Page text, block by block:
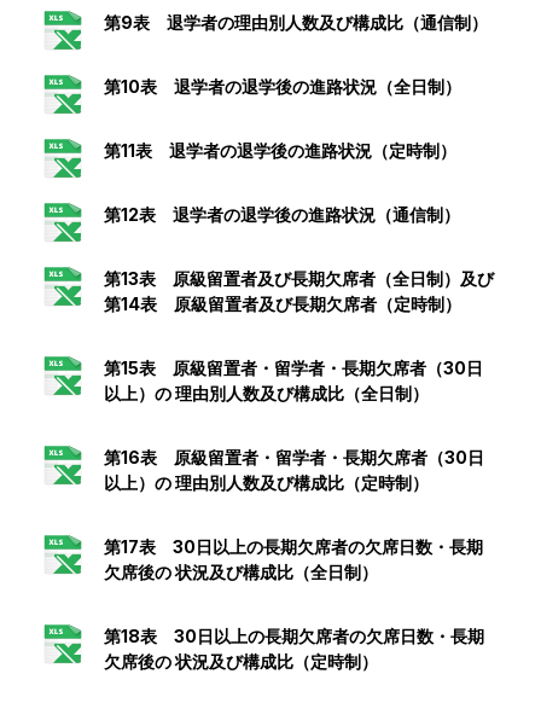
第9表 退学者の理由別人数及び構成比（通信制）
第10表 退学者の退学後の進路状況（全日制）
第11表 退学者の退学後の進路状況（定時制）
第12表 退学者の退学後の進路状況（通信制）
第13表 原級留置者及び長期欠席者（全日制）及び
第14表 原級留置者及び長期欠席者（定時制）
第15表 原級留置者・留学者・長期欠席者（30日
以上）の 理由別人数及び構成比（全日制）
第16表 原級留置者・留学者・長期欠席者（30日
以上）の 理由別人数及び構成比（定時制）
第17表 30日以上の長期欠席者の欠席日数・長期
欠席後の 状況及び構成比（全日制）
第18表 30日以上の長期欠席者の欠席日数・長期
欠席後の 状況及び構成比（定時制）